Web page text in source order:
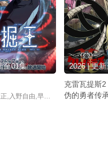
京里,内山夕实,市道真央
至01集
,入野自由,早见沙织,诹访部顺一
2026 | 更
克雷瓦提斯
伪的勇者传